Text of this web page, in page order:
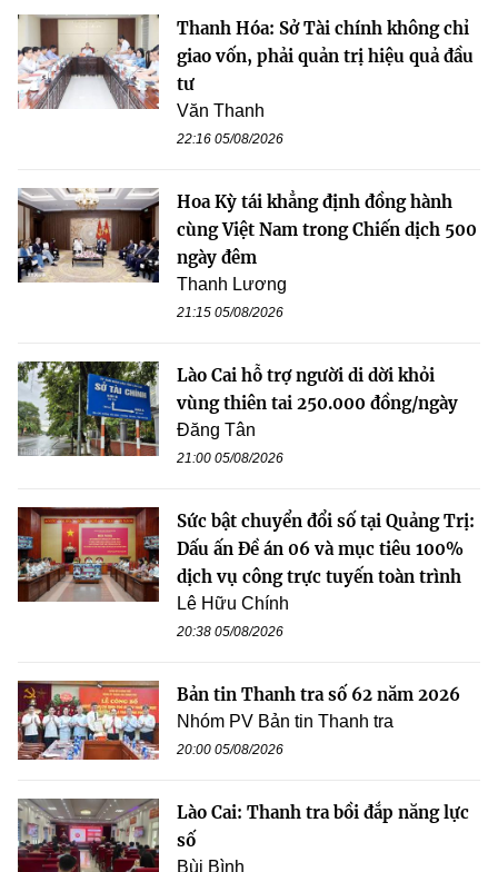
Thanh Hóa: Sở Tài chính không chỉ
giao vốn, phải quản trị hiệu quả đầu
tư
Văn Thanh
22:16 05/08/2026
Hoa Kỳ tái khẳng định đồng hành
cùng Việt Nam trong Chiến dịch 500
ngày đêm
Thanh Lương
21:15 05/08/2026
Lào Cai hỗ trợ người di dời khỏi
vùng thiên tai 250.000 đồng/ngày
Đăng Tân
21:00 05/08/2026
Sức bật chuyển đổi số tại Quảng Trị:
Dấu ấn Đề án 06 và mục tiêu 100%
dịch vụ công trực tuyến toàn trình
Lê Hữu Chính
20:38 05/08/2026
Bản tin Thanh tra số 62 năm 2026
Nhóm PV Bản tin Thanh tra
20:00 05/08/2026
Lào Cai: Thanh tra bồi đắp năng lực
số
Bùi Bình